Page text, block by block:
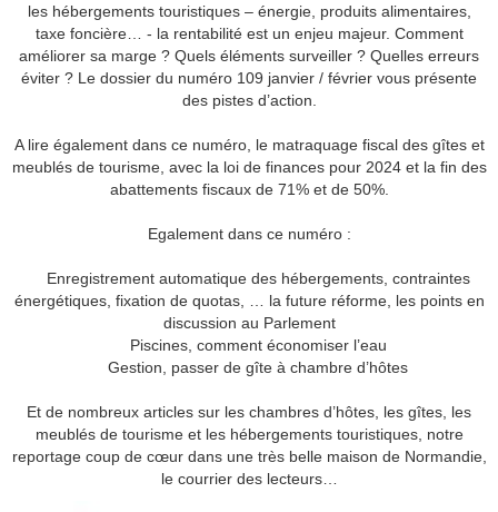
les hébergements touristiques – énergie, produits alimentaires,
taxe foncière… - la rentabilité est un enjeu majeur. Comment
améliorer sa marge ? Quels éléments surveiller ? Quelles erreurs
éviter ? Le dossier du numéro 109 janvier / février vous présente
des pistes d’action.
A lire également dans ce numéro, le matraquage fiscal des gîtes et
meublés de tourisme, avec la loi de finances pour 2024 et la fin des
abattements fiscaux de 71% et de 50%.
Egalement dans ce numéro :
Enregistrement automatique des hébergements, contraintes
énergétiques, fixation de quotas, … la future réforme, les points en
discussion au Parlement
Piscines, comment économiser l’eau
Gestion, passer de gîte à chambre d’hôtes
Et de nombreux articles sur les chambres d’hôtes, les gîtes, les
meublés de tourisme et les hébergements touristiques, notre
reportage coup de cœur dans une très belle maison de Normandie,
le courrier des lecteurs…